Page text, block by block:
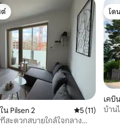
สุด
ต์
Pilsen 2 คะแนนเฉลี่ย 5
5 (11)
สะดวกสบายใกล้ใจกลาง
โด
โด
เคบิ
บ้าน